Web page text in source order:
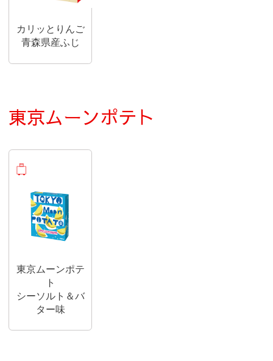
カリッとりんご
青森県産ふじ
東京ムーンポテト
東京ムーンポテ
ト
シーソルト＆バ
ター味